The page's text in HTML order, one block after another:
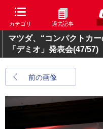
カテゴリ 過去記事
マツダ、“コンパクトカ
「デミオ」発表会(47/57)
前の画像